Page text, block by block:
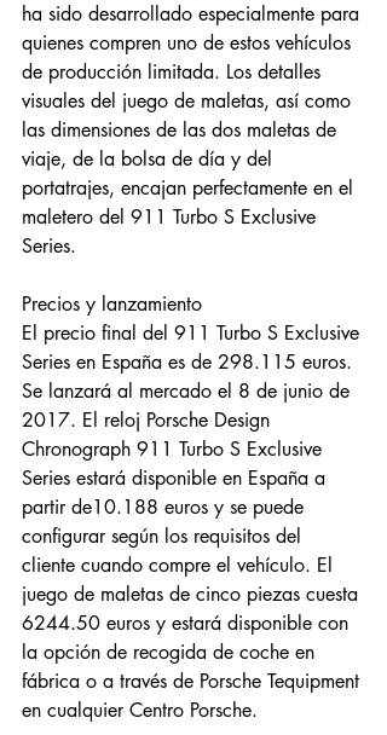
ha sido desarrollado especialmente para
quienes compren uno de estos vehículos
de producción limitada. Los detalles
visuales del juego de maletas, así como
las dimensiones de las dos maletas de
viaje, de la bolsa de día y del
portatrajes, encajan perfectamente en el
maletero del 911 Turbo S Exclusive
Series.
Precios y lanzamiento
El precio final del 911 Turbo S Exclusive
Series en España es de 298.115 euros.
Se lanzará al mercado el 8 de junio de
2017. El reloj Porsche Design
Chronograph 911 Turbo S Exclusive
Series estará disponible en España a
partir de10.188 euros y se puede
configurar según los requisitos del
cliente cuando compre el vehículo. El
juego de maletas de cinco piezas cuesta
6244.50 euros y estará disponible con
la opción de recogida de coche en
fábrica o a través de Porsche Tequipment
en cualquier Centro Porsche.